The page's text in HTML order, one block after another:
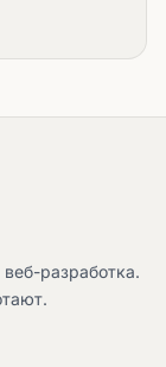
разработка.